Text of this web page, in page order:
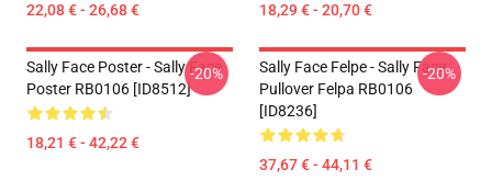
22,08 € - 26,68 € 18,29 € - 20,70 €
Sally Face Poster - Sally Face
Poster RB0106 [ID8512]
18,21 € - 42,22 €
-20%
Sally Face Felpe - Sally Face
Pullover Felpa RB0106
[ID8236]
37,67 € - 44,11 €
-20%